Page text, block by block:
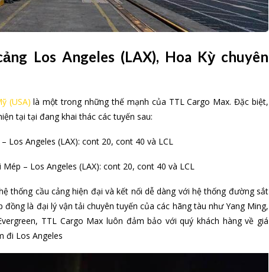
Los Angeles (LAX), Hoa Kỳ chuyên
(USA) là một trong những thế mạnh của TTL Cargo Max. Đặc biệt,
tại tại đang khai thác các tuyến sau:
Los Angeles (LAX): cont 20, cont 40 và LCL
– Los Angeles (LAX): cont 20, cont 40 và LCL
thống cầu cảng hiện đại và kết nối dễ dàng với hệ thống đường sắt
là đại lý vận tải chuyên tuyến của các hãng tàu như Yang Ming,
TTL Cargo Max luôn đảm bảo với quý khách hàng về giá
đi Los Angeles